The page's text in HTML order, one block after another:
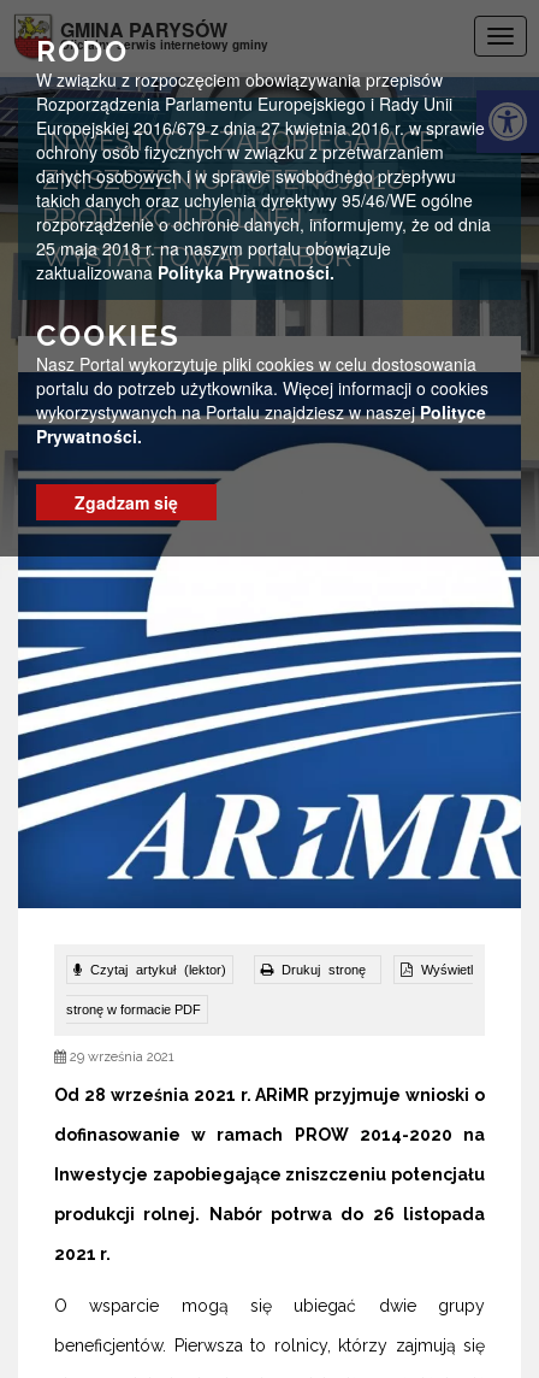
RODO
W związku z rozpoczęciem obowiązywania przepisów
Rozporządzenia Parlamentu Europejskiego i Rady Unii
Europejskiej 2016/679 z dnia 27 kwietnia 2016 r. w sprawie
ochrony osób fizycznych w związku z przetwarzaniem
danych osobowych i w sprawie swobodnego przepływu
takich danych oraz uchylenia dyrektywy 95/46/WE ogólne
rozporządzenie o ochronie danych, informujemy, że od dnia
25 maja 2018 r. na naszym portalu obowiązuje
zaktualizowana Polityka Prywatności.
COOKIES
Nasz Portal wykorzytuje pliki cookies w celu dostosowania
portalu do potrzeb użytkownika. Więcej informacji o cookies
wykorzystywanych na Portalu znajdziesz w naszejPolityce
Prywatności.
Zgadzam się
GMINA PARYSÓW
Oficjalny serwis internetowy gminy
INWESTYCJE ZAPOBIEGAJĄCE
ZNISZCZENIU POTENCJAŁU
PRODUKCJI ROLNEJ –
WYSTARTOWAŁ NABÓR
Czytaj artykuł (lektor) Drukuj stronę Wyświetl
stronę w formacie PDF
29 września 2021
Od 28 września 2021 r. ARiMR przyjmuje wnioski o
dofinasowanie w ramach PROW 2014-2020 na
Inwestycje zapobiegające zniszczeniu potencjału
produkcji rolnej. Nabór potrwa do 26 listopada
2021 r.
O wsparcie mogą się ubiegać dwie grupy
beneficjentów. Pierwsza to rolnicy, którzy zajmują się